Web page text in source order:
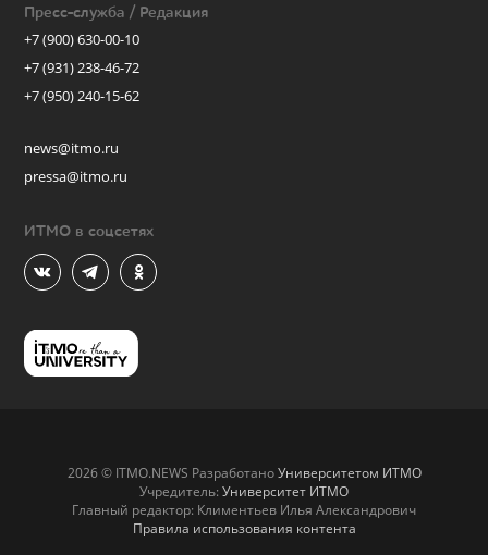
Пресс-служба / Редакция
+7 (900) 630-00-10
+7 (931) 238-46-72
+7 (950) 240-15-62
news@itmo.ru
pressa@itmo.ru
ИТМО в соцсетях
2026 © ITMO.NEWS РазработаноУниверситетом ИТМО
Учредитель: Университет ИТМО
Главный редактор: Климентьев Илья Александрович
Правила использования контента